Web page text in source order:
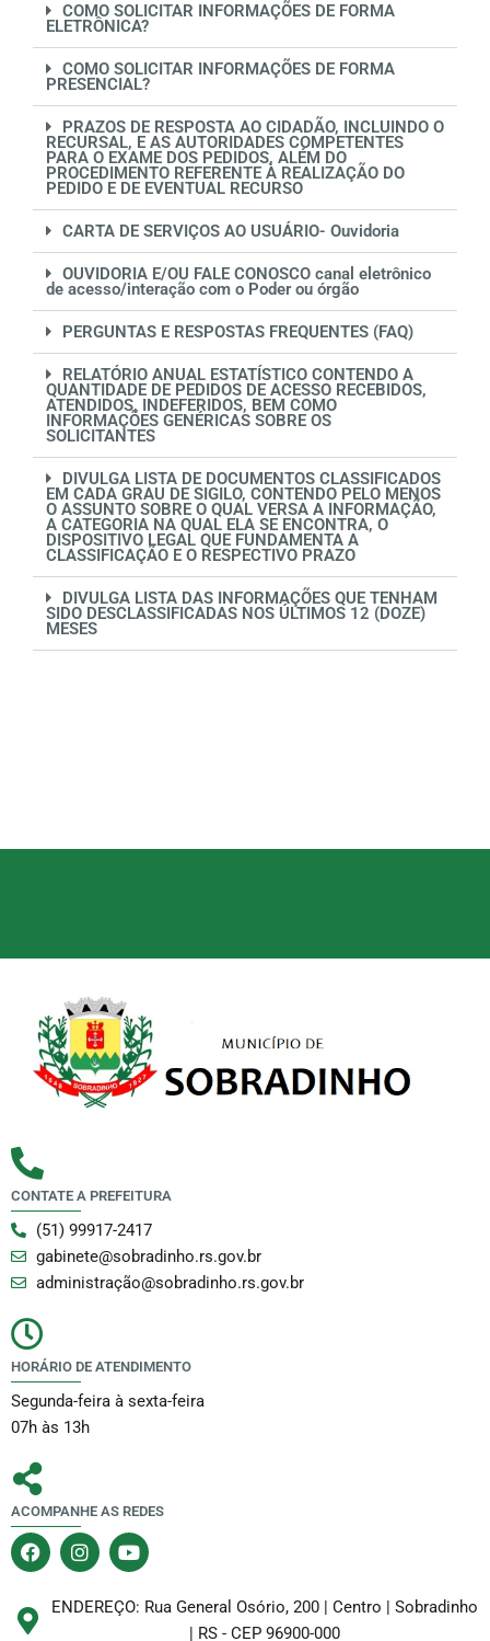
COMO SOLICITAR INFORMAÇÕES DE FORMA
ELETRÔNICA?
COMO SOLICITAR INFORMAÇÕES DE FORMA
PRESENCIAL?
PRAZOS DE RESPOSTA AO CIDADÃO, INCLUINDO O
RECURSAL, E AS AUTORIDADES COMPETENTES
PARA O EXAME DOS PEDIDOS, ALÉM DO
PROCEDIMENTO REFERENTE À REALIZAÇÃO DO
PEDIDO E DE EVENTUAL RECURSO
CARTA DE SERVIÇOS AO USUÁRIO- Ouvidoria
OUVIDORIA E/OU FALE CONOSCO canal eletrônico
de acesso/interação com o Poder ou órgão
PERGUNTAS E RESPOSTAS FREQUENTES (FAQ)
RELATÓRIO ANUAL ESTATÍSTICO CONTENDO A
QUANTIDADE DE PEDIDOS DE ACESSO RECEBIDOS,
ATENDIDOS, INDEFERIDOS, BEM COMO
INFORMAÇÕES GENÉRICAS SOBRE OS
SOLICITANTES
DIVULGA LISTA DE DOCUMENTOS CLASSIFICADOS
EM CADA GRAU DE SIGILO, CONTENDO PELO MENOS
O ASSUNTO SOBRE O QUAL VERSA A INFORMAÇÃO,
A CATEGORIA NA QUAL ELA SE ENCONTRA, O
DISPOSITIVO LEGAL QUE FUNDAMENTA A
CLASSIFICAÇÃO E O RESPECTIVO PRAZO
DIVULGA LISTA DAS INFORMAÇÕES QUE TENHAM
SIDO DESCLASSIFICADAS NOS ÚLTIMOS 12 (DOZE)
MESES
CONTATE A PREFEITURA
(51) 99917-2417
gabinete@sobradinho.rs.gov.br
administração@sobradinho.rs.gov.br
HORÁRIO DE ATENDIMENTO
Segunda-feira à sexta-feira
07h às 13h
ACOMPANHE AS REDES
F
a
b
I
n
t
a
Y
o
t
u
ENDEREÇO: Rua General Osório, 200 | Centro | Sobradinho
| RS - CEP 96900-000